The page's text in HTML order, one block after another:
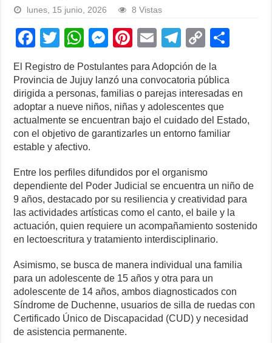
lunes, 15 junio, 2026 8 Vistas
F
a
c
e
b
o
o
k
T
wi
tt
er
W
at
s
A
p
p
M
ss
e
n
g
Pi
er
e
st
E
m
ail
T
el
e
gr
a
m
C
o
p
y
Li
n
e
El Registro de Postulantes para Adopción de la
Provincia de Jujuy lanzó una convocatoria pública
dirigida a personas, familias o parejas interesadas en
adoptar a nueve niños, niñas y adolescentes que
actualmente se encuentran bajo el cuidado del Estado,
con el objetivo de garantizarles un entorno familiar
estable y afectivo.
Entre los perfiles difundidos por el organismo
dependiente del Poder Judicial se encuentra un niño de
9 años, destacado por su resiliencia y creatividad para
las actividades artísticas como el canto, el baile y la
actuación, quien requiere un acompañamiento sostenido
en lectoescritura y tratamiento interdisciplinario.
Asimismo, se busca de manera individual una familia
para un adolescente de 15 años y otra para un
adolescente de 14 años, ambos diagnosticados con
Síndrome de Duchenne, usuarios de silla de ruedas con
Certificado Único de Discapacidad (CUD) y necesidad
de asistencia permanente.